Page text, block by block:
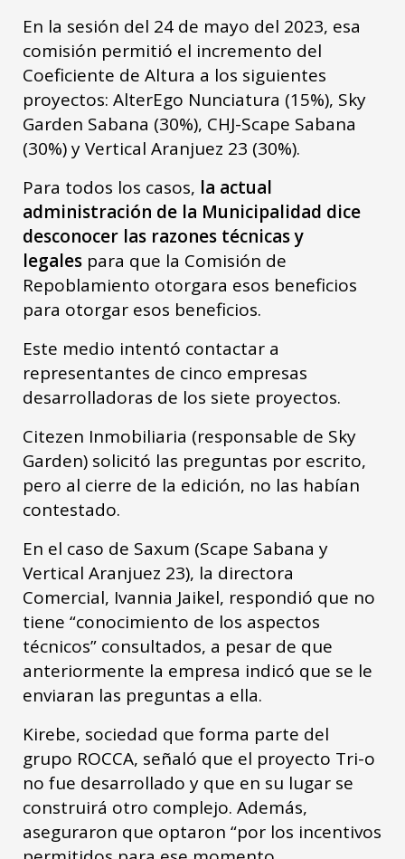
En la sesión del 24 de mayo del 2023, esa
comisión permitió el incremento del
Coeficiente de Altura a los siguientes
proyectos: AlterEgo Nunciatura (15%), Sky
Garden Sabana (30%), CHJ-Scape Sabana
(30%) y Vertical Aranjuez 23 (30%).
Para todos los casos, la actual
administración de la Municipalidad dice
desconocer las razones técnicas y
legales para que la Comisión de
Repoblamiento otorgara esos beneficios
para otorgar esos beneficios.
Este medio intentó contactar a
representantes de cinco empresas
desarrolladoras de los siete proyectos.
Citezen Inmobiliaria (responsable de Sky
Garden) solicitó las preguntas por escrito,
pero al cierre de la edición, no las habían
contestado.
En el caso de Saxum (Scape Sabana y
Vertical Aranjuez 23), la directora
Comercial, Ivannia Jaikel, respondió que no
tiene “conocimiento de los aspectos
técnicos” consultados, a pesar de que
anteriormente la empresa indicó que se le
enviaran las preguntas a ella.
Kirebe, sociedad que forma parte del
grupo ROCCA, señaló que el proyecto Tri-o
no fue desarrollado y que en su lugar se
construirá otro complejo. Además,
aseguraron que optaron “por los incentivos